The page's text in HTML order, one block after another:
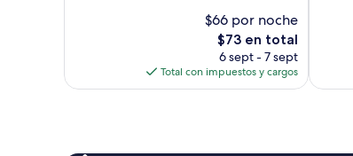
$66 por noche
El
precio
actual
es
$73 en total
6 sept - 7 sept
Total con impuestos y cargos